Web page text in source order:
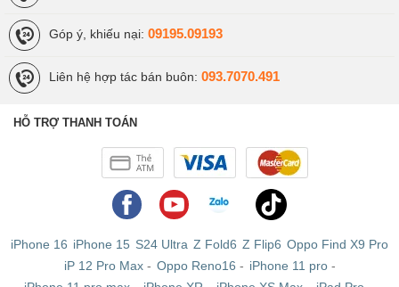
Góp ý, khiếu nại: 09195.09193
Liên hệ hợp tác bán buôn: 093.7070.491
HỖ TRỢ THANH TOÁN
iPhone 16 iPhone 15 S24 Ultra Z Fold6 Z Flip6 Oppo Find X9 Pro
iP 12 Pro Max- Oppo Reno16 - iPhone 11 pro-